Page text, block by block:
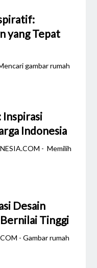
yang Tepat
gambar rumah
Inspirasi
Indonesia
- Memilih
Desain
Tinggi
- Gambar rumah